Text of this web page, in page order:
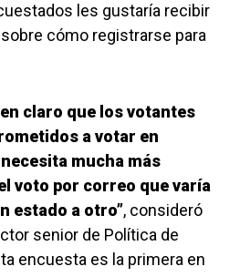
les gustaría recibir
cómo registrarse para
claro que los votantes
a votar en
mucha más
voto por correo que varía
estado a otro”, consideró
senior de Política de
encuesta es la primera en